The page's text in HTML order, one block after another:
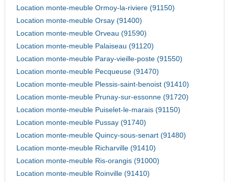
Location monte-meuble Ormoy-la-riviere (91150)
Location monte-meuble Orsay (91400)
Location monte-meuble Orveau (91590)
Location monte-meuble Palaiseau (91120)
Location monte-meuble Paray-vieille-poste (91550)
Location monte-meuble Pecqueuse (91470)
Location monte-meuble Plessis-saint-benoist (91410)
Location monte-meuble Prunay-sur-essonne (91720)
Location monte-meuble Puiselet-le-marais (91150)
Location monte-meuble Pussay (91740)
Location monte-meuble Quincy-sous-senart (91480)
Location monte-meuble Richarville (91410)
Location monte-meuble Ris-orangis (91000)
Location monte-meuble Roinville (91410)